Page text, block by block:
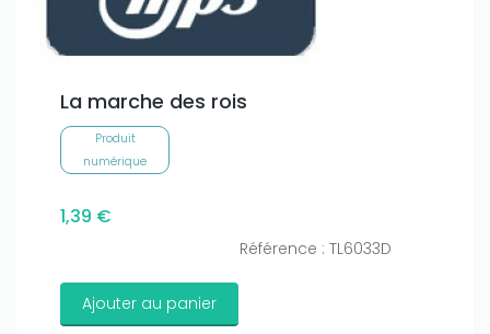
La marche des rois
Produit
numérique
1,39 €
Référence : TL6033D
Ajouter au panier